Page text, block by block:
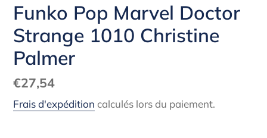
Funko Pop Marvel Doctor
Strange 1010 Christine
Palmer
Prix
normal
€27,54
Frais d'expédition calculés lors du paiement.